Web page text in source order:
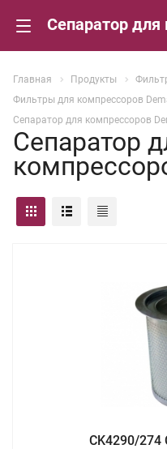
Главная Продукты
Фильтры для компрессоров
Сепаратор для компрессоров
Сепаратор
CK4290/274